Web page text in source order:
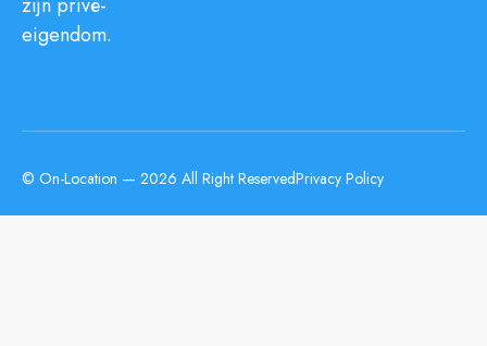
eigendom.
© On-Location — 2026 All Right ReservedPrivacy Policy